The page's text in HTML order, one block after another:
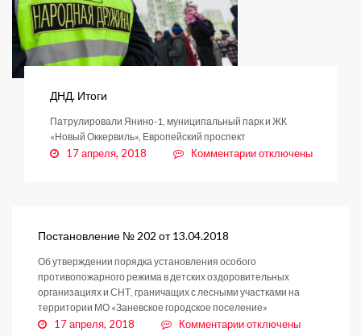
ДНД. Итоги
Патрулировали Янино-1, муниципальный парк и ЖК
«Новый Оккервиль», Европейский проспект
17 апреля, 2018 Комментариикотключены
Постановление № 202 от 13.04.2018
Об утверждении порядка установления особого
противопожарного режима в детских оздоровительных
организациях и СНТ, граничащих с лесными участками на
территории МО «Заневское городское поселение»
17 апреля, 2018 Комментариикотключены